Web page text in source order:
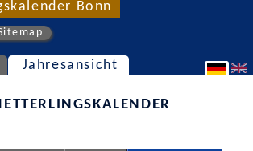
Bonn
Jahresansicht